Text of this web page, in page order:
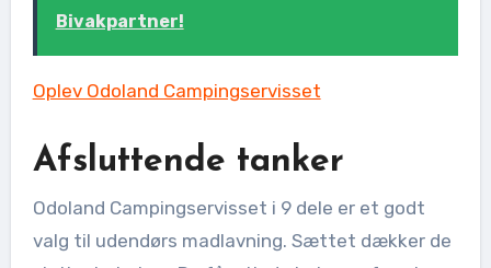
Bivakpartner!
Oplev Odoland Campingservisset
Afsluttende tanker
Odoland Campingservisset i 9 dele er et godt
valg til udendørs madlavning. Sættet dækker de